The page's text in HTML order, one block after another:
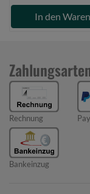
In den
Rechnung
Bankeinzug